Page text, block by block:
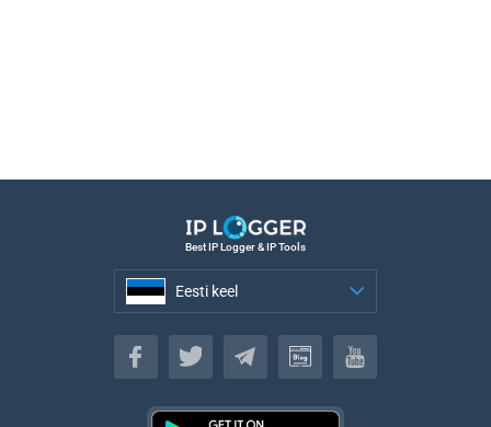
Best IP Logger & IP Tools
Eesti keel
Eesti keel